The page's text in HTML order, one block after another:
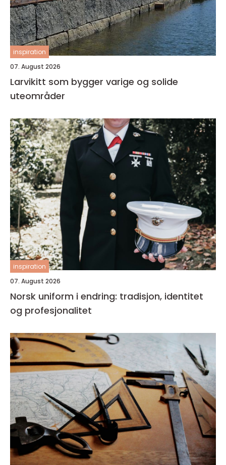
inspiration
07. August 2026
Larvikitt som bygger varige og solide
uteområder
inspiration
07. August 2026
Norsk uniform i endring: tradisjon, identitet
og profesjonalitet